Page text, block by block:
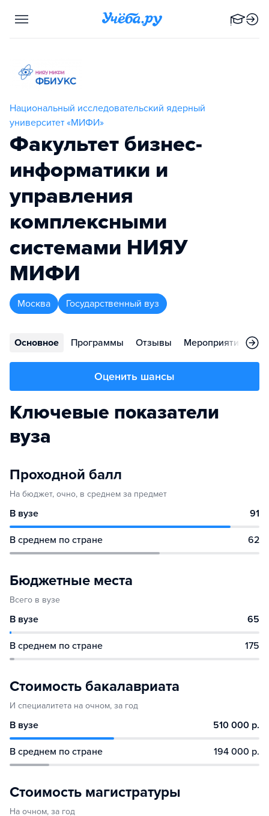
Национальный исследовательский ядерный
университет «МИФИ»
Факультет бизнес-
информатики и
управления
комплексными
системами НИЯУ
МИФИ
Москва Государственный вуз
Основное Программы Отзывы Мероприятия
Оценить шансы
Ключевые показатели
вуза
Проходной балл
На бюджет, очно, в среднем за предмет
В вузе 91
В среднем по стране 62
Бюджетные места
Всего в вузе
В вузе 65
В среднем по стране 175
Стоимость бакалавриата
И специалитета на очном, за год
В вузе 510 000 р.
В среднем по стране 194 000 р.
Стоимость магистратуры
На очном, за год